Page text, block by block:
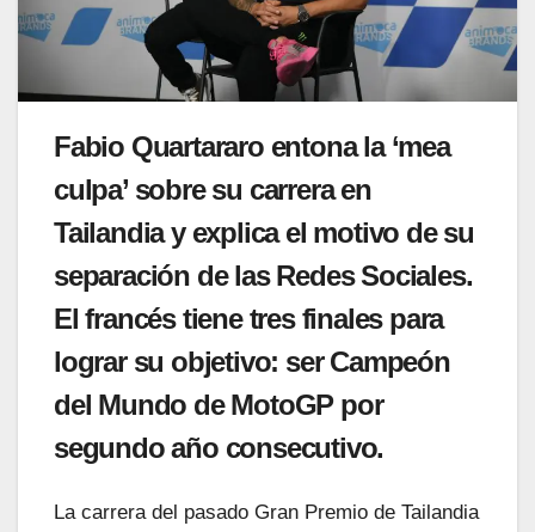
Fabio Quartararo entona la ‘mea
culpa’ sobre su carrera en
Tailandia y explica el motivo de su
separación de las Redes Sociales.
El francés tiene tres finales para
lograr su objetivo: ser Campeón
del Mundo de MotoGP por
segundo año consecutivo.
La carrera del pasado Gran Premio de Tailandia